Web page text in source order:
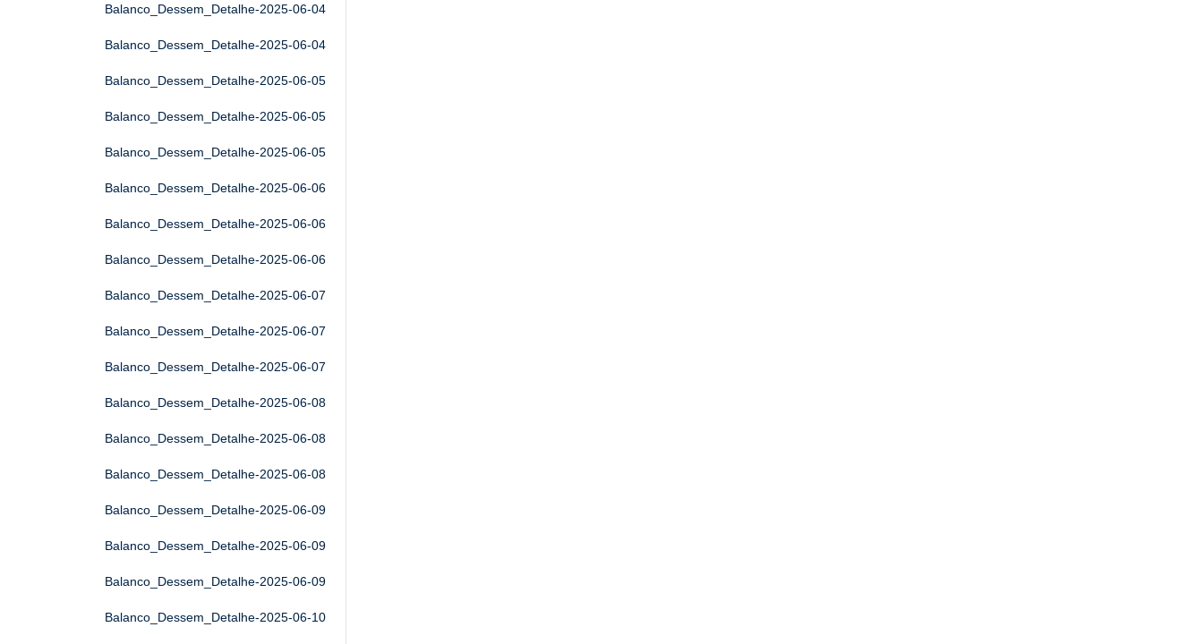
Balanco_Dessem_Detalhe-2025-06-04
Balanco_Dessem_Detalhe-2025-06-04
Balanco_Dessem_Detalhe-2025-06-05
Balanco_Dessem_Detalhe-2025-06-05
Balanco_Dessem_Detalhe-2025-06-05
Balanco_Dessem_Detalhe-2025-06-06
Balanco_Dessem_Detalhe-2025-06-06
Balanco_Dessem_Detalhe-2025-06-06
Balanco_Dessem_Detalhe-2025-06-07
Balanco_Dessem_Detalhe-2025-06-07
Balanco_Dessem_Detalhe-2025-06-07
Balanco_Dessem_Detalhe-2025-06-08
Balanco_Dessem_Detalhe-2025-06-08
Balanco_Dessem_Detalhe-2025-06-08
Balanco_Dessem_Detalhe-2025-06-09
Balanco_Dessem_Detalhe-2025-06-09
Balanco_Dessem_Detalhe-2025-06-09
Balanco_Dessem_Detalhe-2025-06-10